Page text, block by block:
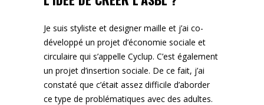
Je suis styliste et designer maille et j’ai co-
développé un projet d’économie sociale et
circulaire qui s’appelle Cyclup. C’est également
un projet d’insertion sociale. De ce fait, j’ai
constaté que c’était assez difficile d’aborder
ce type de problématiques avec des adultes.